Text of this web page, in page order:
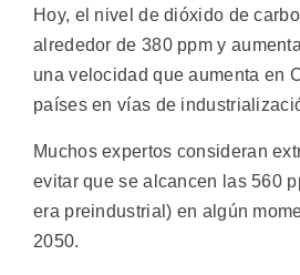
Hoy, el nivel de dióxido de
alrededor de 380 ppm y
una velocidad que aumenta en
países en vías de
Muchos expertos consideran
evitar que se alcancen las 560
era preindustrial) en algún
2050.